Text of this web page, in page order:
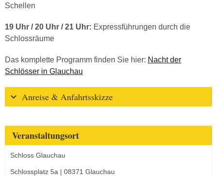
Schellen
19 Uhr / 20 Uhr / 21 Uhr: Expressführungen durch die
Schlossräume
Das komplette Programm finden Sie hier: Nacht der
Schlösser in Glauchau
Anreise & Anfahrtsskizze
Veranstaltungsort
Schloss Glauchau
Schlossplatz 5a | 08371 Glauchau